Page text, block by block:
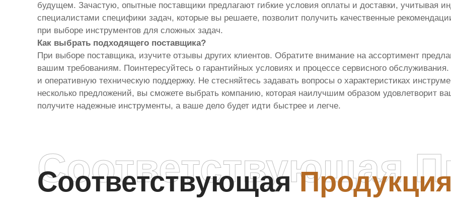
будущем. Зачастую, опытные поставщики предлагают гибкие условия оплаты и доставки, учитывая
специалистами специфики задач, которые вы решаете, позволит получить качественные
при выборе инструментов для сложных задач.
Как выбрать подходящего поставщика?
При выборе поставщика, изучите отзывы других клиентов. Обратите внимание на ассортимент
вашим требованиям. Поинтересуйтесь о гарантийных условиях и процессе сервисного
и оперативную техническую поддержку. Не стесняйтесь задавать вопросы о характеристиках
несколько предложений, вы сможете выбрать компанию, которая наилучшим образом удовлетворит
получите надежные инструменты, а ваше дело будет идти быстрее и легче.
Соответствующая
Соответствующая